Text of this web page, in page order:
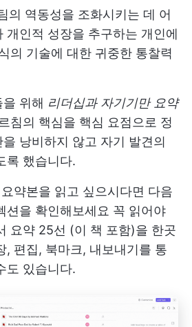
의 역동성을 조화시키는 데 어
개인적 성장을 추구하는 개인에
의 기술에 대한 귀중한 통찰력
위해 리더십과 자기기만 요약
침의 핵심을 핵심 요점으로 정
낭비하지 않고 자기 발견의
록 했습니다.
약본을 읽고 싶으시다면 다음
션을 확인해보세요 꼭 읽어야
요약 25선 (이 책 포함)을 한곳
, 편집, 북마크, 내보내기를 통
도 있습니다.